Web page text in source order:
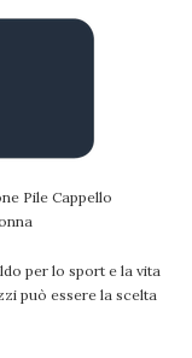
Pile Cappello
per lo sport e la vita
può essere la scelta